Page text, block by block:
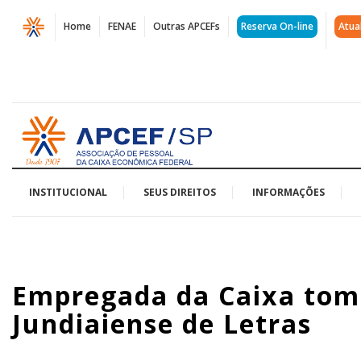
Página
Empregada
Caixa
toma
posse
na
de
Letras
Home FENAE Outras APCEFs Reserva On-line
Acessar
página
inicial
INSTITUCIONAL SEUS DIREITOS INFORMAÇÕES
Empregada da Caixa
Jundiaiense de Letras